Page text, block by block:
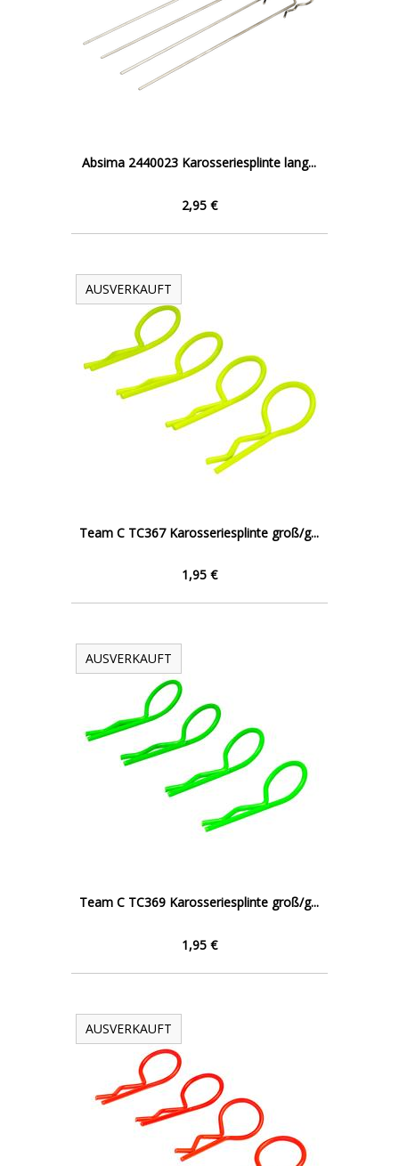
Absima 2440023 Karosseriesplinte lang...
2,95 €
AUSVERKAUFT
Team C TC367 Karosseriesplinte groß/g...
1,95 €
AUSVERKAUFT
Team C TC369 Karosseriesplinte groß/g...
1,95 €
AUSVERKAUFT